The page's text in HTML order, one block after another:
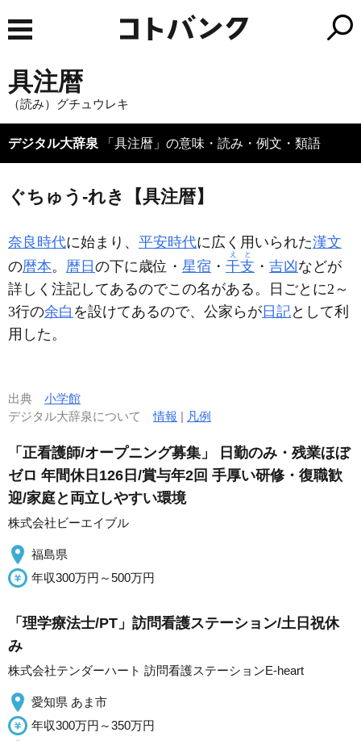
具注暦
（読み）グチュウレキ
デジタル大辞泉 「具注暦」の意味・読み・例文・類語
ぐちゅう‐れき【具注暦】
奈良時代に始まり、 平安時代に広く用いられた漢文
の暦本。 暦日 の下に歳位・ 星宿 ・ 干支
えと
・ 吉凶などが
詳しく注記してあるのでこの名がある。日ごとに2～
3行の余白 を設けてあるので、公家らが 日記として利
用した。
出典 小学館
デジタル大辞泉について情報 | 凡例
「正看護師/オープニング募集」 日勤のみ・残業ほぼ
ゼロ 年間休日126日/賞与年2回 手厚い研修・復職歓
迎/家庭と両立しやすい環境
株式会社ビーエイブル
福島県
年収300万円～500万円
「理学療法士/PT」訪問看護ステーション/土日祝休
み
株式会社テンダーハート 訪問看護ステーションE-heart
愛知県 あま市
年収300万円～350万円